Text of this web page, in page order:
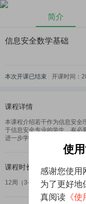
简介
信息安全数学基础
本次开课已结束 开课时间：
课程详情
本课程介绍若干作为信息安全
于信息安全专业的学生，有必
进一步学习信息安全理论及技
课程时长
12周（3-5小时每周）
使
感谢您使用
为了更好地
真阅读 《使